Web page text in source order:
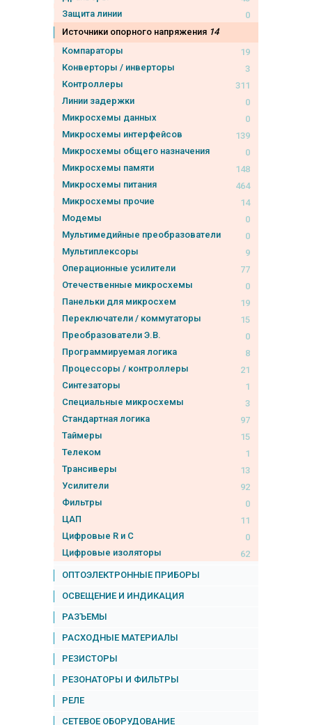
Защита линии
0
Источники опорного напряжения 14
Компараторы
19
Конверторы / инверторы
3
Контроллеры
311
Линии задержки
0
Микросхемы данных
0
Микросхемы интерфейсов
139
Микросхемы общего назначения
0
Микросхемы памяти
148
Микросхемы питания
464
Микросхемы прочие
14
Модемы
0
Мультимедийные преобразователи
0
Мультиплексоры
9
Операционные усилители
77
Отечественные микросхемы
0
Панельки для микросхем
19
Переключатели / коммутаторы
15
Преобразователи Э.В.
0
Программируемая логика
8
Процессоры / контроллеры
21
Синтезаторы
1
Специальные микросхемы
3
Стандартная логика
97
Таймеры
15
Телеком
1
Трансиверы
13
Усилители
92
Фильтры
0
ЦАП
11
Цифровые R и C
0
Цифровые изоляторы
62
ОПТОЭЛЕКТРОННЫЕ ПРИБОРЫ
ОСВЕЩЕНИЕ И ИНДИКАЦИЯ
РАЗЪЕМЫ
РАСХОДНЫЕ МАТЕРИАЛЫ
РЕЗИСТОРЫ
РЕЗОНАТОРЫ И ФИЛЬТРЫ
РЕЛЕ
СЕТЕВОЕ ОБОРУДОВАНИЕ